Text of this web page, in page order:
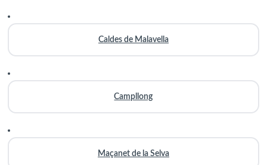
Caldes de Malavella
Campllong
Maçanet de la Selva